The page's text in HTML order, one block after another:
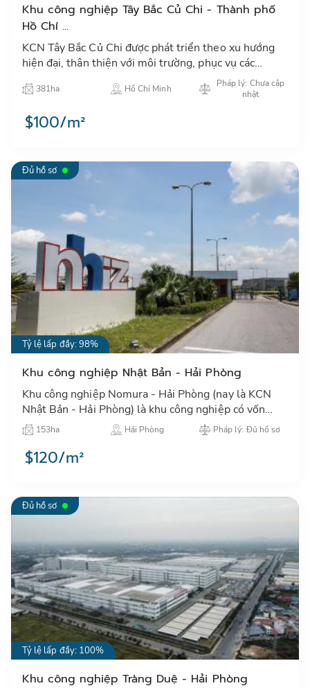
Khu công nghiệp Tây Bắc Củ Chi - Thành phố
Hồ Chí ...
KCN Tây Bắc Củ Chi được phát triển theo xu hướng
hiện đại, thân thiện với môi trường, phục vụ các
ngành công nghiệp nhẹ, điện tử và các ngành công
nghệ cao có l…
381ha Hồ Chí Minh
Pháp lý: Chưa cập
nhật
$100/m²
Đủ hồ sơ
Tỷ lệ lấp đầy: 98%
Khu công nghiệp Nhật Bản - Hải Phòng
Khu công nghiệp Nomura - Hải Phòng (nay là KCN
Nhật Bản - Hải Phòng) là khu công nghiệp có vốn
đầu tư nước ngoài đầu tiên tại miền Bắc, với nhiều
nhà đầu tư Nhậ…
153ha Hải Phòng Pháp lý: Đủ hồ sơ
$120/m²
Đủ hồ sơ
Tỷ lệ lấp đầy: 100%
Khu công nghiệp Tràng Duệ - Hải Phòng